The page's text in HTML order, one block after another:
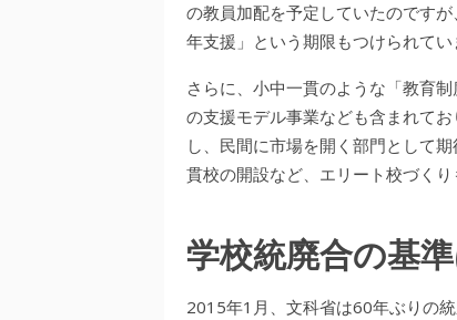
の教員加配を予定していたのです
年支援」という期限もつけられてい
さらに、小中一貫のような「教育
の支援モデル事業なども含まれて
し、民間に市場を開く部門として
貫校の開設など、エリート校づく
学校統廃合の基
2015年1月、文科省は60年ぶりの